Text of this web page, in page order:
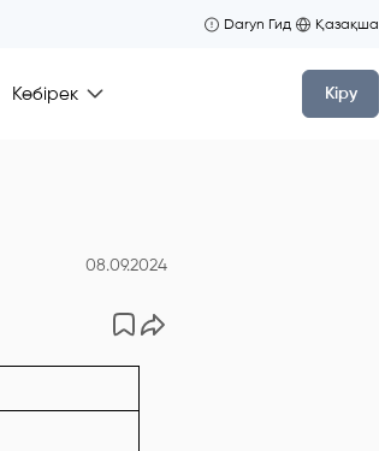
Daryn Гид Қазақша
Көбірек Кіру
08.09.2024